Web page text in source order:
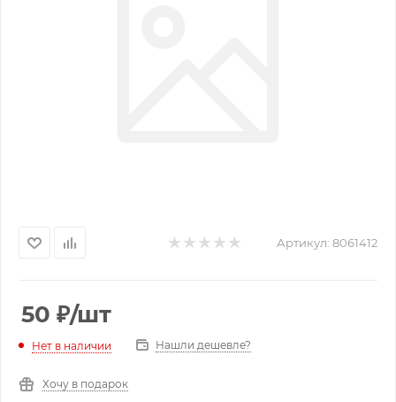
Артикул: 8061412
50 ₽/шт
Нет в наличии Нашли дешевле?
Хочу в подарок